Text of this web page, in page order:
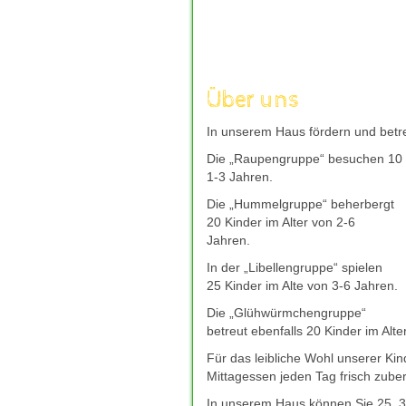
Entscheidung fuer ihr
verantwortungsvoll genossen,
und neue Energie spendet.
Giropay bleibt auch 2026 eine
direkt Ã¼ber das Online-Banking
mit Giropay
hilft dabei, seriÃ¶se
zuverlÃ¤ssigem Kundenservice
bevorzugte Casino-Plattform
Über uns
In unserem Haus fördern und
Die „Raupengruppe“ besuchen
1-3 Jahren.
Die „Hummelgruppe“ beherbergt
20 Kinder im Alter von 2-6
Jahren.
In der „Libellengruppe“ spielen
25 Kinder im Alte von 3-6 Jahren.
Die „Glühwürmchengruppe“
betreut ebenfalls 20 Kinder im
Für das leibliche Wohl unserer
Mittagessen jeden Tag frisch